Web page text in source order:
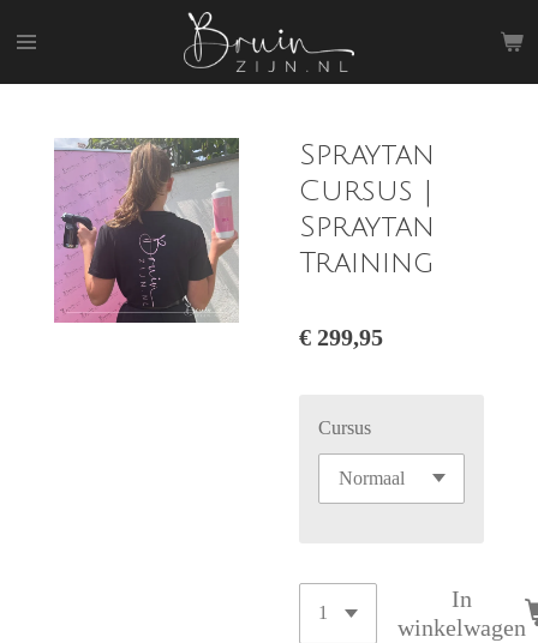
direct
naar
hoofdinhoud
Spraytan
Cursus |
Spraytan
Training
€ 299,95
Cursus
In
winkelwagen